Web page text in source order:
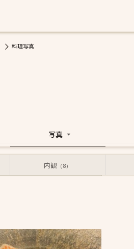
料理写真
写真
内観 （8）
投稿された写真